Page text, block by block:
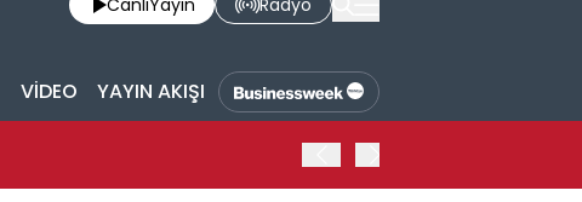
CanlıYayın Radyo
VİDEO YAYIN AKIŞI